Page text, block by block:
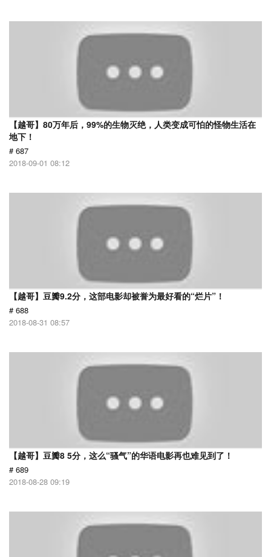
【越哥】80万年后，99%的生物灭绝，人类变成可怕的怪物生活在
地下！
# 687
2018-09-01 08:12
【越哥】豆瓣9.2分，这部电影却被誉为最好看的“烂片”！
# 688
2018-08-31 08:57
【越哥】豆瓣8 5分，这么“骚气”的华语电影再也难见到了！
# 689
2018-08-28 09:19